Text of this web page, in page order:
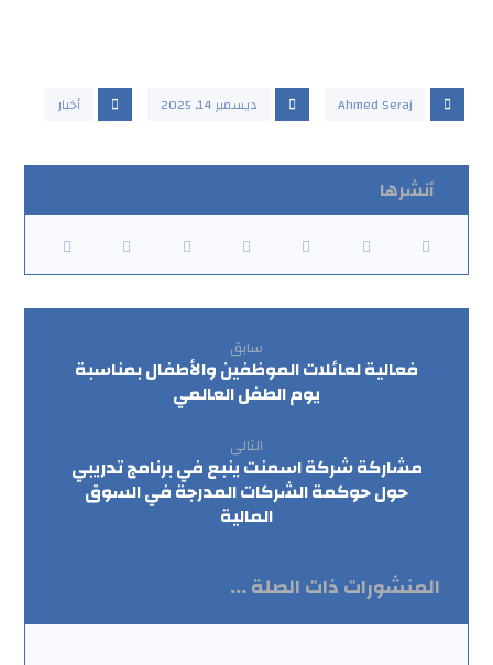
Ahmed Seraj ديسمبر 14, 2025 أخبار
سابق
فعالية لعائلات الموظفين والأطفال بمناسبة
يوم الطفل العالمي
التالي
مشاركة شركة اسمنت ينبع في برنامج تدريبي
حول حوكمة الشركات المدرجة في السوق
المالية
المنشورات ذات الصلة ...